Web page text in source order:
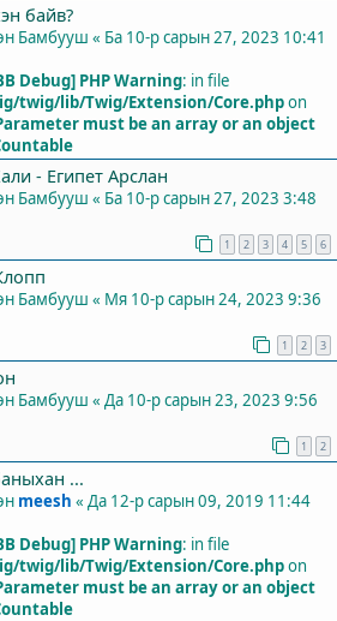
байв?
Бамбууш « Ба 10-р сарын 27, 2023 10:41
Debug] PHP Warning: in file
twig/lib/Twig/Extension/Core.phpon
must be an array or an object
- Египет Арслан
Бамбууш « Ба 10-р сарын 27, 2023 3:48
1 2 3 4 5 6
Бамбууш « Мя 10-р сарын 24, 2023 9:36
1 2 3
Бамбууш « Да 10-р сарын 23, 2023 9:56
1 2
...
meesh « Да 12-р сарын 09, 2019 11:44
Debug] PHP Warning: in file
twig/lib/Twig/Extension/Core.phpon
must be an array or an object